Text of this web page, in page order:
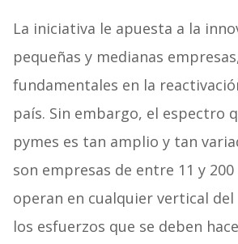
La iniciativa le apuesta a la
pequeñas y medianas
fundamentales en la
país. Sin embargo, el espectro
pymes es tan amplio y tan
son empresas de entre 11 y
operan en cualquier vertical del
los esfuerzos que se deben